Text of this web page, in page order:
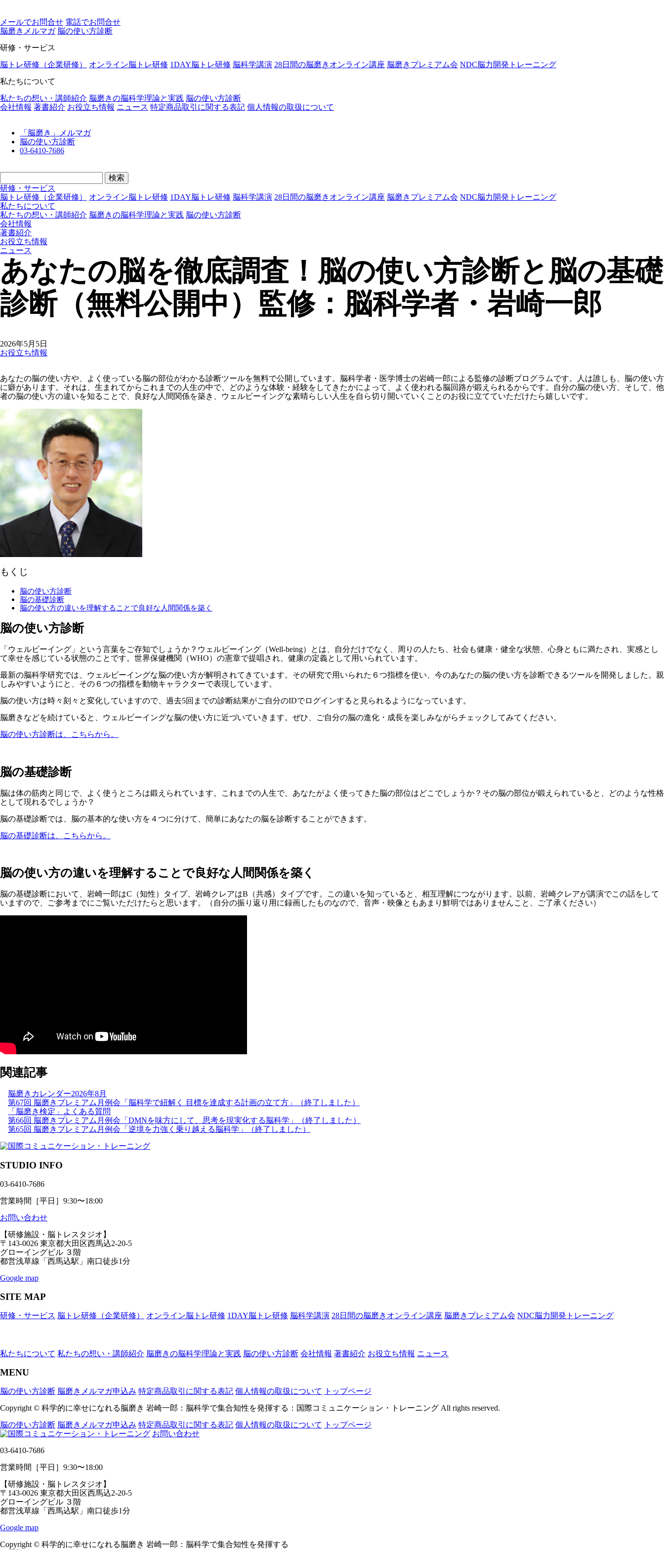
メールでお問合せ 電話でお問合せ
脳磨きメルマガ 脳の使い⽅診断
研修・サービス
脳トレ研修（企業研修）
オンライン脳トレ研修 1DAY脳トレ研修 脳科学講演 28日間の脳磨きオンライン講座 脳磨きプレミアム会 NDC脳力開発トレーニング
私たちについて
私たちの想い・講師紹介 脳磨きの脳科学理論と実践 脳の使い方診断
会社情報 著書紹介 お役立ち情報 ニュース 特定商品取引に関する表記 個人情報の取扱について
「脳磨き」メルマガ
脳の使い方診断
03-6410-7686
索:
研修・サービス
脳トレ研修（企業研修）
オンライン脳トレ研修 1DAY脳トレ研修 脳科学講演 28日間の脳磨きオンライン講座 脳磨きプレミアム会 NDC脳力開発トレーニング
私たちについて
私たちの想い・講師紹介 脳磨きの脳科学理論と実践 脳の使い方診断
会社情報
著書紹介
お役立ち情報
ニュース
あなたの脳を徹底調査！脳の使い方診断と脳の基礎
診断（無料公開中）監修：脳科学者・岩崎一郎
2026年5月5日
お役立ち情報
あなたの脳の使い方や、よく使っている脳の部位がわかる診断ツールを無料で公開しています。脳科学者・医学博士の岩崎一郎による監修の診断プログラムです。人は誰しも、脳の使い方
に癖があります。それは、生まれてからこれまでの人生の中で、どのような体験・経験をしてきたかによって、よく使われる脳回路が鍛えられるからです。自分の脳の使い方、そして、他
者の脳の使い方の違いを知ることで、良好な人間関係を築き、ウェルビーイングな素晴らしい人生を自ら切り開いていくことのお役に立てていただけたら嬉しいです。
もくじ
脳の使い方診断
脳の基礎診断
脳の使い方の違いを理解することで良好な人間関係を築く
脳の使い方診断
「ウェルビーイング」という言葉をご存知でしょうか？ウェルビーイング（Well-being）とは、自分だけでなく、周りの人たち、社会も健康・健全な状態、心身ともに満たされ、実感とし
て幸せを感じている状態のことです。世界保健機関（WHO）の憲章で提唱され、健康の定義として用いられています。
最新の脳科学研究では、ウェルビーイングな脳の使い方が解明されてきています。その研究で用いられた６つ指標を使い、今のあなたの脳の使い方を診断できるツールを開発しました。親
しみやすいようにと、その６つの指標を動物キャラクターで表現しています。
脳の使い方は時々刻々と変化していますので、過去5回までの診断結果がご自分のIDでログインすると見られるようになっています。
脳磨きなどを続けていると、ウェルビーイングな脳の使い方に近づいていきます。ぜひ、ご自分の脳の進化・成長を楽しみながらチェックしてみてください。
脳の使い方診断は、こちらから。
脳の基礎診断
脳は体の筋肉と同じで、よく使うところは鍛えられています。これまでの人生で、あなたがよく使ってきた脳の部位はどこでしょうか？その脳の部位が鍛えられていると、どのような性格
として現れるでしょうか？
脳の基礎診断では、脳の基本的な使い方を４つに分けて、簡単にあなたの脳を診断することができます。
脳の基礎診断は、こちらから。
脳の使い方の違いを理解することで良好な人間関係を築く
脳の基礎診断において、岩崎一郎はC（知性）タイプ、岩崎クレアはB（共感）タイプです。この違いを知っていると、相互理解につながります。以前、岩崎クレアが講演でこの話をして
いますので、ご参考までにご覧いただけたらと思います。（自分の振り返り用に録画したものなので、音声・映像ともあまり鮮明ではありませんこと、ご了承ください）
関連記事
脳磨きカレンダー2026年8月
第67回 脳磨きプレミアム月例会「脳科学で紐解く 目標を達成する計画の立て方」（終了しました）
「脳磨き検定」よくある質問
第66回 脳磨きプレミアム月例会「DMNを味方にして、思考を現実化する脳科学」（終了しました）
第65回 脳磨きプレミアム月例会「逆境を力強く乗り越える脳科学」（終了しました）
STUDIO INFO
03-6410-7686
営業時間［平日］9:30〜18:00
お問い合わせ
【研修施設・脳トレスタジオ】
〒143-0026 東京都大田区西馬込2-20-5
グローイングビル ３階
都営浅草線「西馬込駅」南口徒歩1分
Google map
SITE MAP
研修・サービス 脳トレ研修（企業研修） オンライン脳トレ研修 1DAY脳トレ研修 脳科学講演 28日間の脳磨きオンライン講座 脳磨きプレミアム会 NDC脳力開発トレーニング
私たちについて 私たちの想い・講師紹介 脳磨きの脳科学理論と実践 脳の使い方診断 会社情報 著書紹介 お役立ち情報 ニュース
MENU
脳の使い方診断 脳磨きメルマガ申込み 特定商品取引に関する表記 個人情報の取扱について
トップページ
Copyright © 科学的に幸せになれる脳磨き 岩崎一郎：脳科学で集合知性を発揮する：国際コミュニケーション・トレーニング All rights reserved.
脳の使い方診断 脳磨きメルマガ申込み 特定商品取引に関する表記 個人情報の取扱について
トップページ
お問い合わせ
03-6410-7686
営業時間［平日］9:30〜18:00
【研修施設・脳トレスタジオ】
〒143-0026 東京都大田区西馬込2-20-5
グローイングビル ３階
都営浅草線「西馬込駅」南口徒歩1分
Google map
Copyright © 科学的に幸せになれる脳磨き 岩崎一郎：脳科学で集合知性を発揮する